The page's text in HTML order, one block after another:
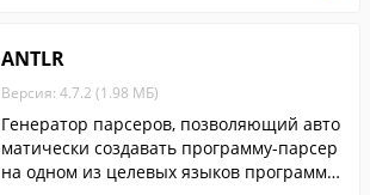
ANTLR
Версия: 4.7.2 (1.98 МБ)
Генератор парсеров, позволяющий авто
матически создавать программу-парсер
на одном из целевых языков программи